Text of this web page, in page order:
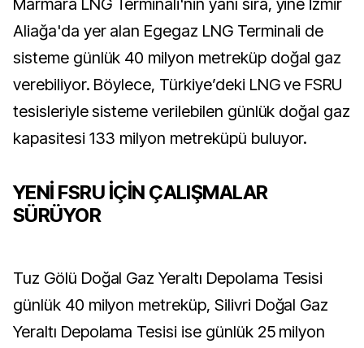
Marmara LNG Terminali'nin yanı sıra, yine İzmir
Aliağa'da yer alan Egegaz LNG Terminali de
sisteme günlük 40 milyon metreküp doğal gaz
verebiliyor. Böylece, Türkiye’deki LNG ve FSRU
tesisleriyle sisteme verilebilen günlük doğal gaz
kapasitesi 133 milyon metreküpü buluyor.
YENİ FSRU İÇİN ÇALIŞMALAR
SÜRÜYOR
Tuz Gölü Doğal Gaz Yeraltı Depolama Tesisi
günlük 40 milyon metreküp, Silivri Doğal Gaz
Yeraltı Depolama Tesisi ise günlük 25 milyon